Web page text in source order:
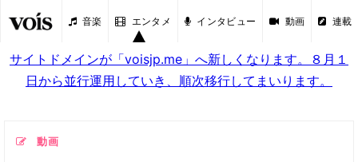
音楽 エンタメ インタビュー 動画 連載
サイトドメインが「voisjp.me」へ新しくなります。８月１
日から並行運用していき、順次移行してまいります。
動画